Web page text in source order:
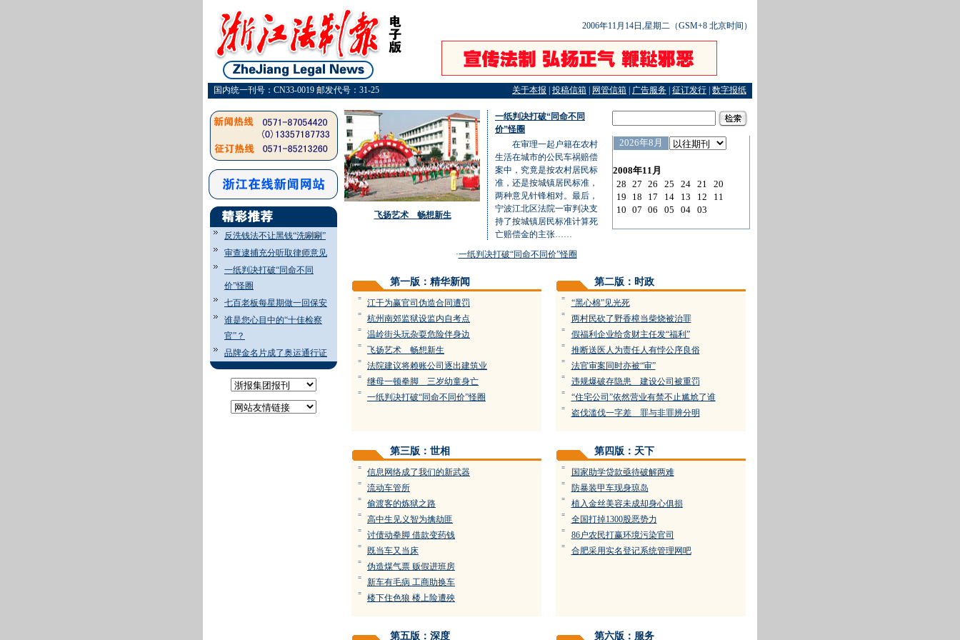
2006年11月14日,星期二（GSM+8 北京时间）
国内统一刊号：CN33-0019 邮发代号：31-25 关于本报 投稿信箱 网管信箱 广告服务 征订发行 数字报纸
反洗钱法不让黑钱“洗唰唰”
审查逮捕充分听取律师意见
一纸判决打破“同命不同
价”怪圈
七百老板每星期做一回保安
谁是您心目中的“十佳检察
官”？
品牌金名片成了奥运通行证
飞扬艺术 畅想新生
一纸判决打破“同命不同
价”怪圈
在审理一起户籍在农村
生活在城市的公民车祸赔偿
案中，究竟是按农村居民标
准，还是按城镇居民标准，
两种意见针锋相对。最后，
宁波江北区法院一审判决支
持了按城镇居民标准计算死
亡赔偿金的主张……
一纸判决打破“同命不同价”怪圈
第一版：精华新闻
= 江干为赢官司伪造合同遭罚
= 杭州南郊监狱设监内自考点
= 温岭街头玩杂耍危险伴身边
= 飞扬艺术 畅想新生
= 法院建议将赖账公司逐出建筑业
= 继母一顿拳脚 三岁幼童身亡
= 一纸判决打破“同命不同价”怪圈
第二版：时政
= “黑心棉”见光死
= 两村民砍了野香樟当柴烧被治罪
= 假福利企业给贪财主任发“福利”
= 推断送医人为责任人有悖公序良俗
= 法官审案同时亦被“审”
= 违规爆破存隐患 建设公司被重罚
= “住宅公司”依然营业有禁不止尴尬了谁
= 盗伐滥伐一字差 罪与非罪辨分明
第三版：世相
= 信息网络成了我们的新武器
= 流动车管所
= 偷渡客的炼狱之路
= 高中生见义智为擒劫匪
= 讨债动拳脚 借款变药钱
= 既当车又当床
= 伪造煤气票 贩假进班房
= 新车有毛病 工商助换车
= 楼下住色狼 楼上险遭殃
第四版：天下
= 国家助学贷款亟待破解两难
= 防暴装甲车现身琼岛
= 植入金丝美容未成却身心俱损
= 全国打掉1300股恶势力
= 86户农民打赢环境污染官司
= 合肥采用实名登记系统管理网吧
第五版：深度 第六版：服务